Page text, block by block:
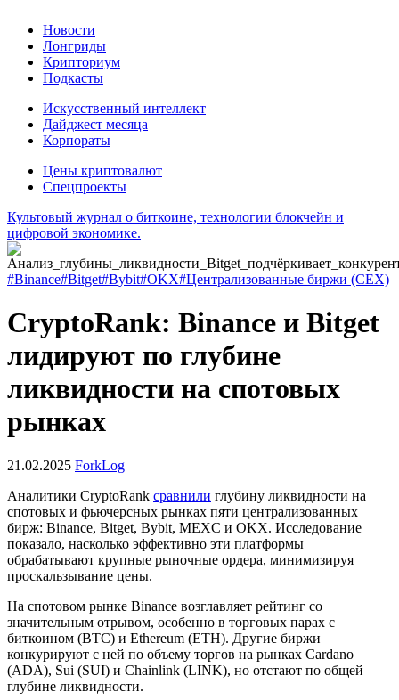
Новости
Лонгриды
Крипториум
Подкасты
Искусственный интеллект
Дайджест месяца
Корпораты
Цены криптовалют
Спецпроекты
Культовый журнал о биткоине, технологии блокчейн и
цифровой экономике.
#Binance#Bitget#Bybit#OKX#Централизованные биржи (CEX)
CryptoRank: Binance и Bitget
лидируют по глубине
ликвидности на спотовых
рынках
21.02.2025 ForkLog
Аналитики CryptoRank сравнили глубину ликвидности на
спотовых и фьючерсных рынках пяти централизованных
бирж: Binance, Bitget, Bybit, MEXC и OKX. Исследование
показало, насколько эффективно эти платформы
обрабатывают крупные рыночные ордера, минимизируя
проскальзывание цены.
На спотовом рынке Binance возглавляет рейтинг со
значительным отрывом, особенно в торговых парах c
биткоином (BTC) и Ethereum (ETH). Другие биржи
конкурируют с ней по объему торгов на рынках Cardano
(ADA), Sui (SUI) и Chainlink (LINK), но отстают по общей
глубине ликвидности.